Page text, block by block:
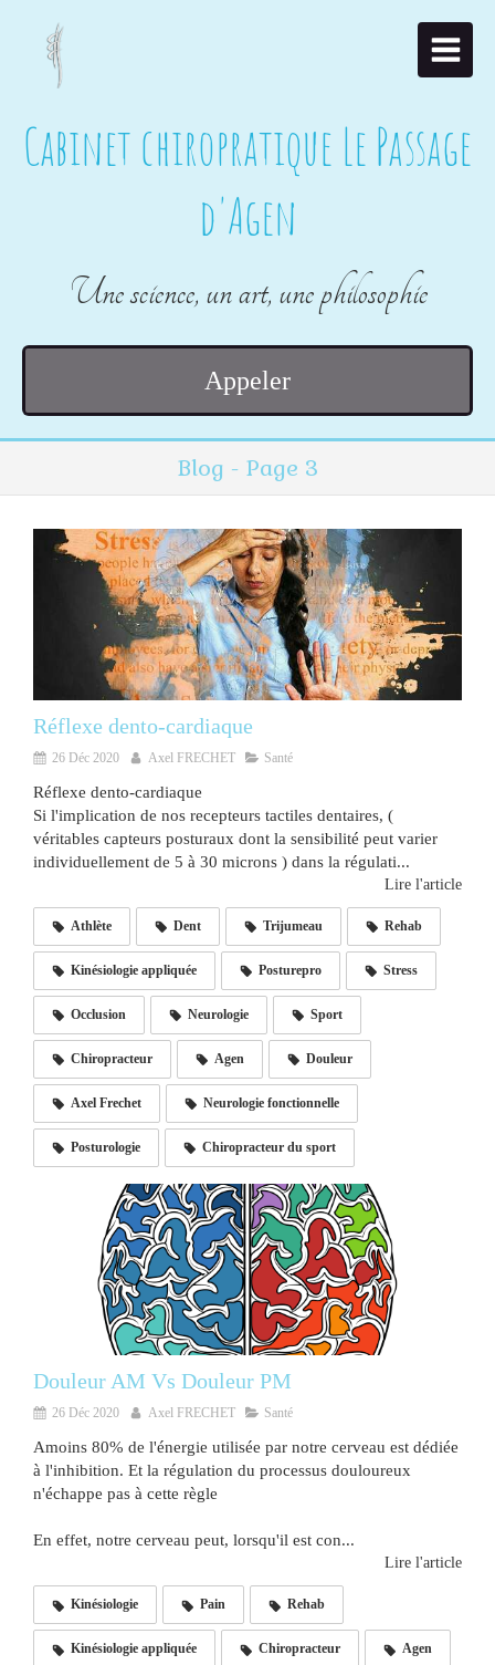
Cabinet chiropratique Le Passage
d'Agen
Une science, un art, une philosophie
Appeler
Blog - Page 3
Réflexe dento-cardiaque
26 Déc 2020 Axel FRECHET Santé
Réflexe dento-cardiaque
Si l'implication de nos recepteurs tactiles dentaires, (
véritables capteurs posturaux dont la sensibilité peut varier
individuellement de 5 à 30 microns ) dans la régulati...
Lire l'article
Athlète Dent Trijumeau Rehab
Kinésiologie appliquée Posturepro Stress
Occlusion Neurologie Sport
Chiropracteur Agen Douleur
Axel Frechet Neurologie fonctionnelle
Posturologie Chiropracteur du sport
Douleur AM Vs Douleur PM
26 Déc 2020 Axel FRECHET Santé
Amoins 80% de l'énergie utilisée par notre cerveau est dédiée
à l'inhibition. Et la régulation du processus douloureux
n'échappe pas à cette règle
En effet, notre cerveau peut, lorsqu'il est con...
Lire l'article
Kinésiologie Pain Rehab
Kinésiologie appliquée Chiropracteur Agen